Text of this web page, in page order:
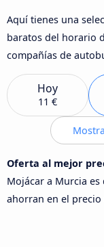
Aquí tienes una
baratos del horario
compañías de
Hoy
11 €
Oferta al mejor
Mojácar a Murcia es
ahorran en el precio